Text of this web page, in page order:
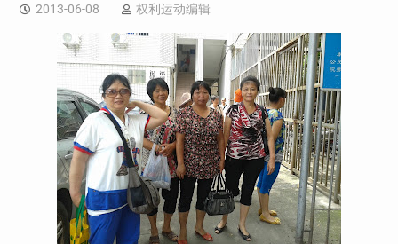
2013-06-08 权利运动编辑